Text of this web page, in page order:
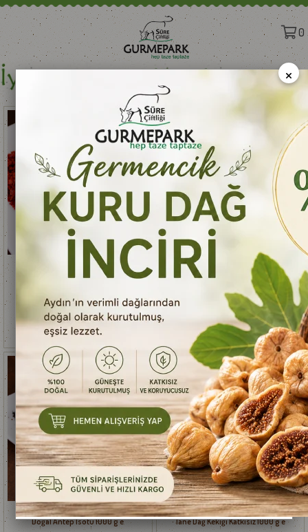
0
Çok Acı Pul Biber Katkısız 1 Kg
₺690,00 ₺828,00
Sepete Ekle
%17
Normal Acı Pul Biber 1 Kg
₺550,00 ₺660,00
Sepete Ekle
%17
Doğal Antep İsotu 1000 g e
Sepete Ekle
Tane Dağ Kekiği Katkısız 1000 g e
Sepete Ekle
%17
×